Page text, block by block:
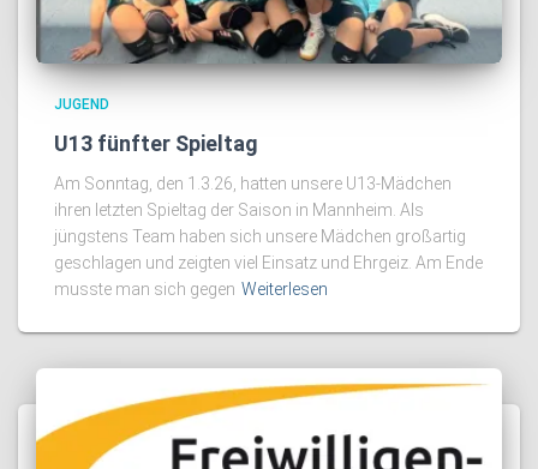
JUGEND
U13 fünfter Spieltag
Am Sonntag, den 1.3.26, hatten unsere U13-Mädchen
ihren letzten Spieltag der Saison in Mannheim. Als
jüngstens Team haben sich unsere Mädchen großartig
geschlagen und zeigten viel Einsatz und Ehrgeiz. Am Ende
musste man sich gegen Weiterlesen